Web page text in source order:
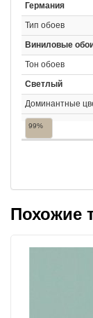
Германия
Тип обоев
Виниловые
Тон обоев
Светлый
Доминантные
99%
Похожие